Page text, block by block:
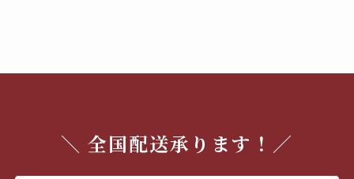
＼ 全国配送承ります！／